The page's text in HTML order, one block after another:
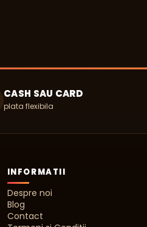
CASH SAU CARD
plata flexibila
INFORMATII
Despre noi
Blog
Contact